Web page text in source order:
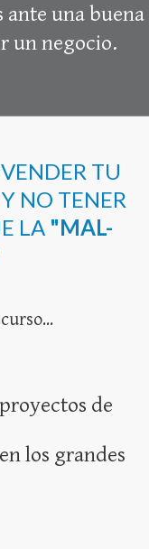
ante una buena
un negocio.
TU
NO TENER
LA "MAL-
de
los grandes